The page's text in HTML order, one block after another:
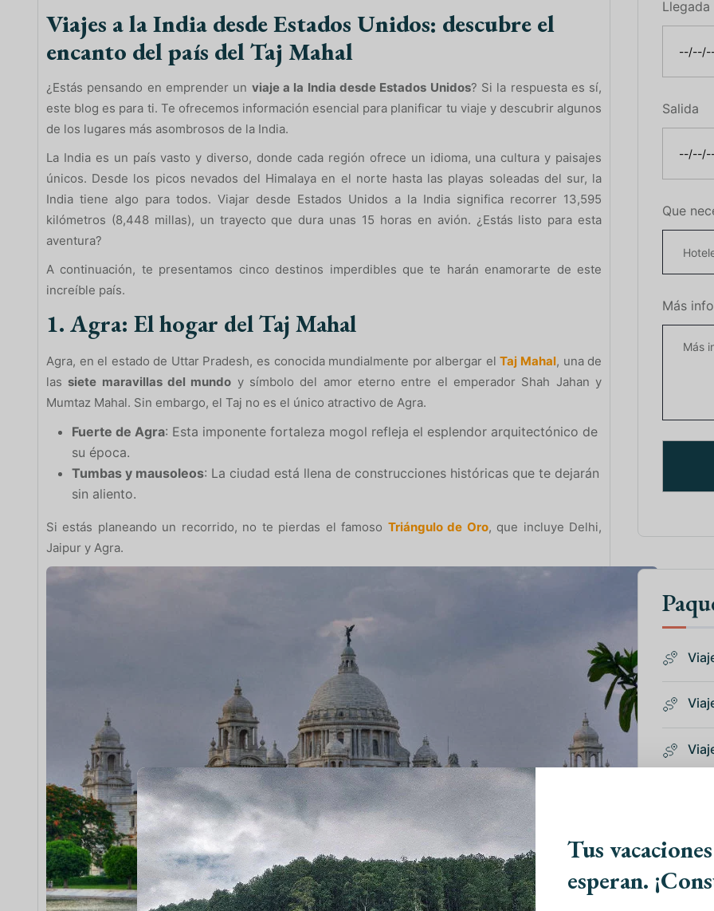
Viajes a la India desde Estados Unidos: descubre el
encanto del país del Taj Mahal
¿Estás pensando en emprender un viaje a la India desde Estados Unidos? Si la respuesta es sí,
este blog es para ti. Te ofrecemos información esencial para planificar tu viaje y descubrir algunos
de los lugares más asombrosos de la India.
La India es un país vasto y diverso, donde cada región ofrece un idioma, una cultura y paisajes
únicos. Desde los picos nevados del Himalaya en el norte hasta las playas soleadas del sur, la
India tiene algo para todos. Viajar desde Estados Unidos a la India significa recorrer 13,595
kilómetros (8,448 millas), un trayecto que dura unas 15 horas en avión. ¿Estás listo para esta
aventura?
A continuación, te presentamos cinco destinos imperdibles que te harán enamorarte de este
increíble país.
1. Agra: El hogar del Taj Mahal
Agra, en el estado de Uttar Pradesh, es conocida mundialmente por albergar elTaj Mahal, una de
las siete maravillas del mundo y símbolo del amor eterno entre el emperador Shah Jahan y
Mumtaz Mahal. Sin embargo, el Taj no es el único atractivo de Agra.
Fuerte de Agra: Esta imponente fortaleza mogol refleja el esplendor arquitectónico de
su época.
Tumbas y mausoleos: La ciudad está llena de construcciones históricas que te dejarán
sin aliento.
Si estás planeando un recorrido, no te pierdas el famoso Triángulo de Oro, que incluye Delhi,
Jaipur y Agra.
Llegada
Salida
Que
Más
Tus
esperan.